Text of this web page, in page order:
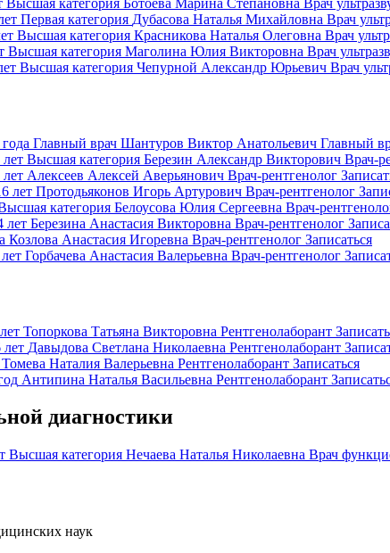
Высшая категория Ботоева Марина Степановна Врач
Первая категория Дубасова Наталья Михайловна Врач
Высшая категория Красникова Наталья Олеговна Врач
Высшая категория Маголина Юлия Викторовна Врач
Высшая категория Чепурной Александр Юрьевич Врач
Главный врач Шантуров Виктор Анатольевич Главный
Высшая категория Березин Александр Викторович Врач-
Алексеев Алексей Аверьянович Врач-рентгенолог
лет Протодьяконов Игорь Артурович Врач-рентгенолог
категория Белоусова Юлия Сергеевна Врач-
лет Березина Анастасия Викторовна Врач-рентгенолог
Козлова Анастасия Игоревна Врач-рентгенолог Записаться
Горбачева Анастасия Валерьевна Врач-рентгенолог
Топоркова Татьяна Викторовна Рентгенолаборант
Давыдова Светлана Николаевна Рентгенолаборант
Томева Наталия Валерьевна Рентгенолаборант Записаться
Антипина Наталья Васильевна Рентгенолаборант
диагностики
Высшая категория Нечаева Наталья Николаевна Врач
наук